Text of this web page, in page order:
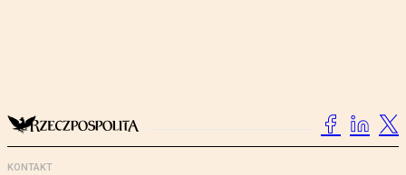
KONTAKT